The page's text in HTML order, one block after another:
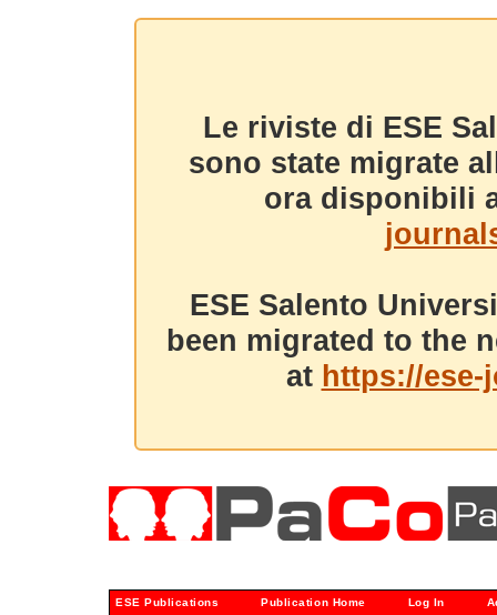
Le riviste di ESE
sono state migrate
ora disponibili
ESE Salento
been migrated to the
at https://
ESE Publications Publication Home Log In